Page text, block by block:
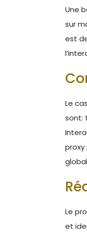
Une boutique en ligne moyenne constate que sa page produit principale se charge en 3,2 s
sur
est
Le
sont:
Le
et